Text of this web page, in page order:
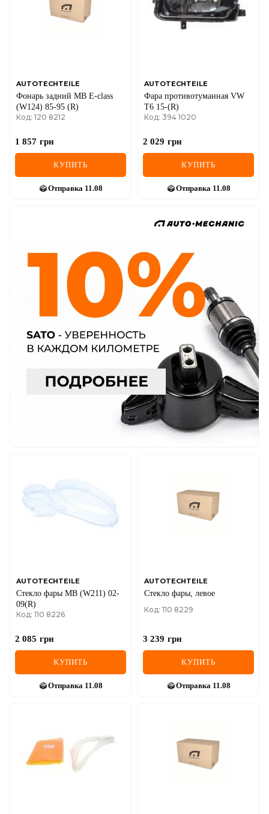
AUTOTECHTEILE
Фонарь задний MB E-class
(W124) 85-95 (R)
Код: 120 8212
1 857 грн
КУПИТЬ
Отправка 11.08
AUTOTECHTEILE
Фара противотуманная VW
T6 15-(R)
Код: 394 1020
2 029 грн
КУПИТЬ
Отправка 11.08
AUTOTECHTEILE
Стекло фары MB (W211) 02-
09(R)
Код: 110 8226
2 085 грн
КУПИТЬ
Отправка 11.08
AUTOTECHTEILE
Стекло фары, левое
Код: 110 8229
3 239 грн
КУПИТЬ
Отправка 11.08